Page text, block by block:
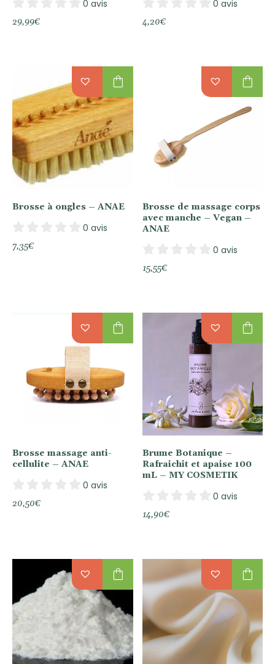
0 avis
29,99€
0 avis
4,20€
Brosse à ongles – ANAE
0 avis
7,35€
shopping_bag
Brosse de massage corps
avec manche – Vegan –
ANAE
0 avis
15,55€
shopping_bag
Brosse massage anti-
cellulite – ANAE
0 avis
20,50€
shopping_bag
Brume Botanique –
Rafraichit et apaise 100
mL – MY COSMETIK
0 avis
14,90€
shopping_bag
shopping_bag shopping_bag